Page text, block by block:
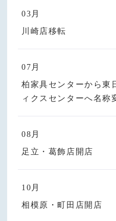
03月
川崎店移転
07月
柏家具センターから東
ィクスセンターへ名称
08月
足立・葛飾店開店
10月
相模原・町田店開店